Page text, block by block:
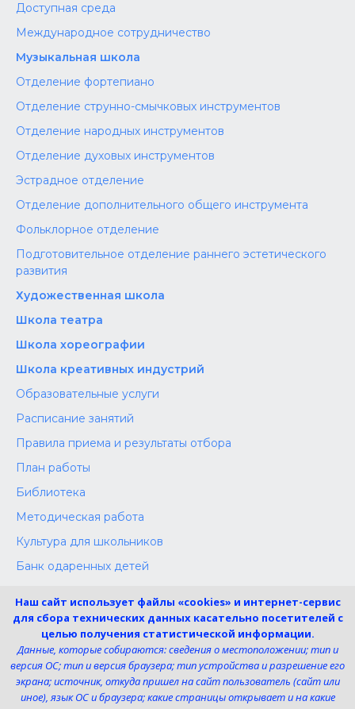
Доступная среда
Международное сотрудничество
Музыкальная школа
Отделение фортепиано
Отделение струнно-смычковых инструментов
Отделение народных инструментов
Отделение духовых инструментов
Эстрадное отделение
Отделение дополнительного общего инструмента
Фольклорное отделение
Подготовительное отделение раннего эстетического
развития
Художественная школа
Школа‌‌‌‌ театра
Школа хореографии
Школа креативных индустрий
Образовательные услуги
Расписание занятий
Правила приема и результаты отбора
План работы
Библиотека
Методическая работа
Культура для школьников
Банк одаренных детей
Независимая оценка
Меры поддержки участников СВО
Телефон:
Наш сайт использует файлы «cookies» и интернет-сервис
для сбора технических данных касательно посетителей с
целью получения статистической информации.
Данные, которые собираются: сведения о местоположении; тип и
версия ОС; тип и версия браузера; тип устройства и разрешение его
экрана; источник, откуда пришел на сайт пользователь (сайт или
иное), язык ОС и браузера; какие страницы открывает и на какие